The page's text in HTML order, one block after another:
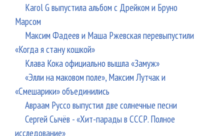
Karol G выпустила альбом с Дрейком и Бруно
Марсом
Максим Фадеев и Маша Ржевская перевыпустили
«Когда я стану кошкой»
Клава Кока официально вышла «Замуж»
«Элли на маковом поле», Максим Лутчак и
«Смешарики» объединились
Авраам Руссо выпустил две солнечные песни
Сергей Сычёв - «Хит-парады в СССР. Полное
исследование»